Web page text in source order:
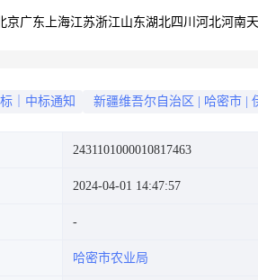
京广东 上海江苏浙江山东湖北四川 河北河南
｜中标通知 新疆维吾尔自治区 哈密市
2431101000010817463
2024-04-01 14:47:57
哈密市农业局